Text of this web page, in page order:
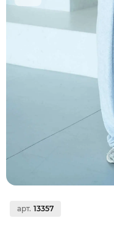
арт. 13357